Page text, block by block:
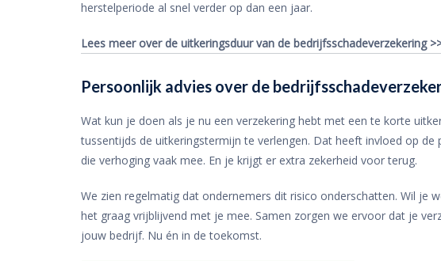
herstelperiode al snel verder op dan een jaar.
Lees meer over de uitkeringsduur van de bedrijfsschadeverzekering
Persoonlijk advies over de
Wat kun je doen als je nu een verzekering hebt met een te korte
tussentijds de uitkeringstermijn te verlengen. Dat heeft invloed op
die verhoging vaak mee. En je krijgt er extra zekerheid voor terug.
We zien regelmatig dat ondernemers dit risico onderschatten. Wil je
het graag vrijblijvend met je mee. Samen zorgen we ervoor dat je
jouw bedrijf. Nu én in de toekomst.